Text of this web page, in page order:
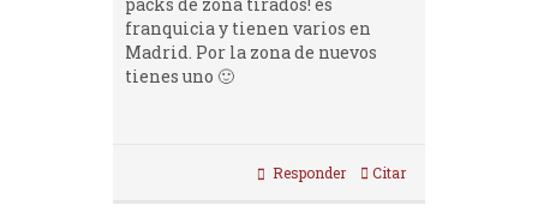
franquicia y tienen varios en
Madrid. Por la zona de nuevos
tienes uno 🙂
Responder Citar